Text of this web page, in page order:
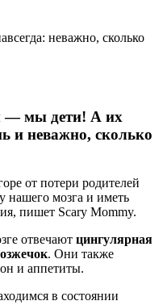
— мы дети! А их
и неважно, сколько
от потери родителей
нашего мозга и иметь
пишет Scary Mommy.
отвечают цингулярная
. Они также
и аппетиты.
в состоянии